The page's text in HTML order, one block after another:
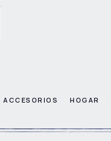
ACCESORIOS HOGAR